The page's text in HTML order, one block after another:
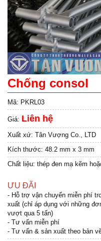
Chống consol
Mã: PKRL03
Giá: Liên hệ
Xuất xứ: Tân Vượng Co., LTD
Kích thước: 48.2 mm x 3 mm
Chất liệu: thép đen mạ kẽm
ƯU ĐÃI
- Hỗ trợ vận chuyển miễn phí
xuất (chỉ áp dụng với những
vượt qua 5 tấn)
- Tư vấn miễn phí
- Tư vấn & sản xuất theo bản